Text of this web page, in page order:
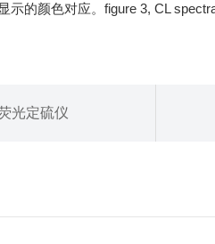
示的颜色对应。figure 3, CL
光定硫仪